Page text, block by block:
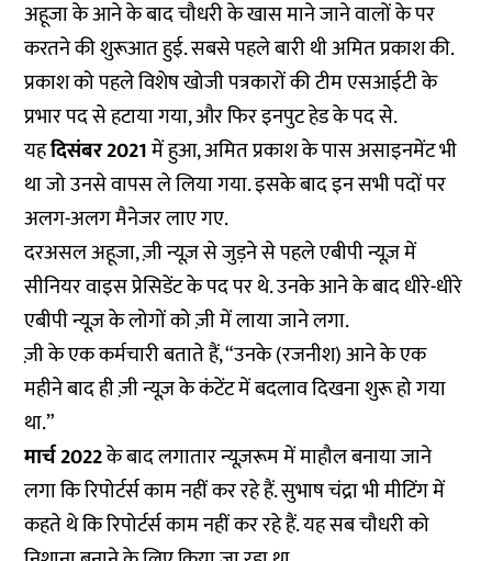
अहूजा के आने के बाद चौधरी के खास माने जाने वालों के पर
करतने की शुरूआत हुई. सबसे पहले बारी थी अमित प्रकाश की.
प्रकाश को पहले विशेष खोजी पत्रकारों की टीम एसआईटी के
प्रभार पद से हटाया गया, और फिर इनपुट हेड के पद से.
यहदिसंबर 2021में हुआ, अमित प्रकाश के पास असाइनमेंट भी
था जो उनसे वापस ले लिया गया. इसके बाद इन सभी पदों पर
अलग-अलग मैनेजर लाए गए.
दरअसल अहूजा, ज़ी न्यूज़ से जुड़ने से पहले एबीपी न्यूज़ में
सीनियर वाइस प्रेसिडेंट के पद पर थे. उनके आने के बाद धीरे-धीरे
एबीपी न्यूज़ के लोगों को ज़ी में लाया जाने लगा.
ज़ी के एक कर्मचारी बताते हैं, “उनके (रजनीश) आने के एक
महीने बाद ही ज़ी न्यूज़ के कंटेंट में बदलाव दिखना शुरू हो गया
था.”
मार्च 2022के बाद लगातार न्यूज़रूम में माहौल बनाया जाने
लगा कि रिपोर्टर्स काम नहीं कर रहे हैं. सुभाष चंद्रा भी मीटिंग में
कहते थे कि रिपोर्टर्स काम नहीं कर रहे हैं. यह सब चौधरी को